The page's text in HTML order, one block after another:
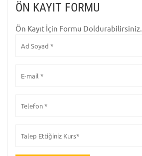
ÖN KAYIT FORMU
Ön Kayıt İçin Formu Doldurabilirsiniz.